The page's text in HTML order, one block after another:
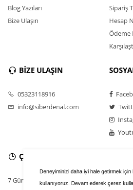
Deneyiminizi daha iyi hale getirmek
kullanıyoruz. Devam ederek çerez
Blog Yazıları
Bize Ulaşın
Sipariş
Hesap
Ödeme
BİZE ULAŞIN
05323118916
info@siberdenal.com
ÇALIŞMA SAATLERİ
7 Gün / 24 Saat